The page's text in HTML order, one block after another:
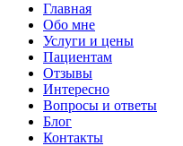
Главная
Обо мне
Услуги и цены
Пациентам
Отзывы
Интересно
Вопросы и ответы
Блог
Контакты